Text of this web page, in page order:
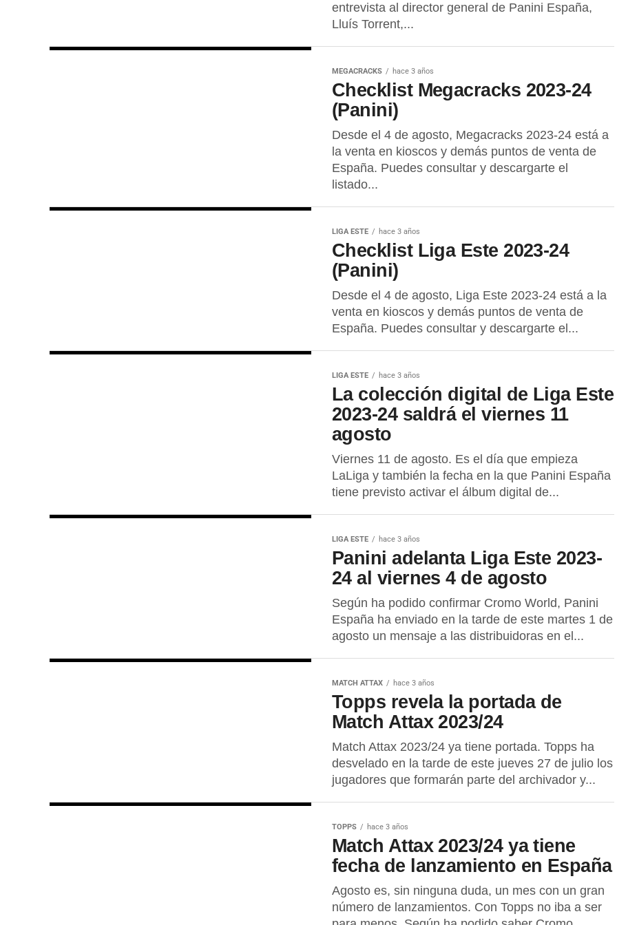
entrevista al director general de Panini España,
Lluís Torrent,...
MEGACRACKS hace 3 años
Checklist Megacracks 2023-24
(Panini)
Desde el 4 de agosto, Megacracks 2023-24 está a
la venta en kioscos y demás puntos de venta de
España. Puedes consultar y descargarte el
listado...
LIGA ESTE hace 3 años
Checklist Liga Este 2023-24
(Panini)
Desde el 4 de agosto, Liga Este 2023-24 está a la
venta en kioscos y demás puntos de venta de
España. Puedes consultar y descargarte el...
LIGA ESTE hace 3 años
La colección digital de Liga Este
2023-24 saldrá el viernes 11
agosto
Viernes 11 de agosto. Es el día que empieza
LaLiga y también la fecha en la que Panini España
tiene previsto activar el álbum digital de...
LIGA ESTE hace 3 años
Panini adelanta Liga Este 2023-
24 al viernes 4 de agosto
Según ha podido confirmar Cromo World, Panini
España ha enviado en la tarde de este martes 1 de
agosto un mensaje a las distribuidoras en el...
MATCH ATTAX hace 3 años
Topps revela la portada de
Match Attax 2023/24
Match Attax 2023/24 ya tiene portada. Topps ha
desvelado en la tarde de este jueves 27 de julio los
jugadores que formarán parte del archivador y...
TOPPS hace 3 años
Match Attax 2023/24 ya tiene
fecha de lanzamiento en España
Agosto es, sin ninguna duda, un mes con un gran
número de lanzamientos. Con Topps no iba a ser